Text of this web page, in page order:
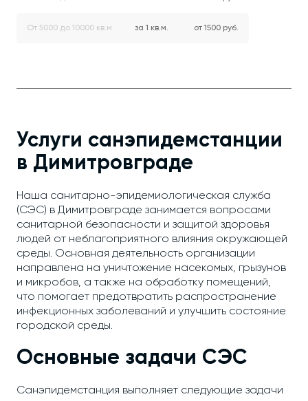
От 5000 до 10000 кв.м. за 1 кв.м. от 1500 руб.
Услуги санэпидемстанции
в Димитровграде
Наша санитарно-эпидемиологическая служба
(СЭС) в Димитровграде занимается вопросами
санитарной безопасности и защитой здоровья
людей от неблагоприятного влияния окружающей
среды. Основная деятельность организации
направлена на уничтожение насекомых, грызунов
и микробов, а также на обработку помещений,
что помогает предотвратить распространение
инфекционных заболеваний и улучшить состояние
городской среды.
Основные задачи СЭС
Санэпидемстанция выполняет следующие задачи